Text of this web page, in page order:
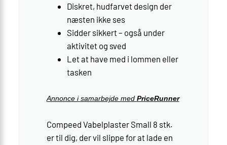
Diskret, hudfarvet design der
næsten ikke ses
Sidder sikkert – også under
aktivitet og sved
Let at have med i lommen eller
tasken
Annonce i samarbejde med PriceRunner
Compeed Vabelplaster Small 8 stk.
er til dig, der vil slippe for at lade en